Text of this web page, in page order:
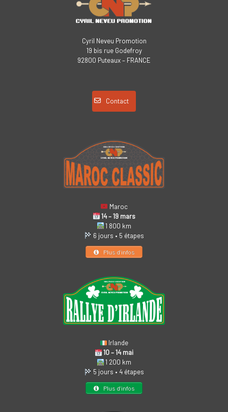
Cyril Neveu Promotion
19 bis rue Godefroy
92800 Puteaux – FRANCE
Contact
Maroc
14 – 19 mars
1 800 km
6 jours • 5 étapes
Plus d’infos
Irlande
10 – 14 mai
1 200 km
5 jours • 4 étapes
Plus d’infos